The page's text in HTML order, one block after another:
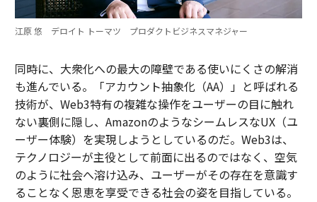
江原 悠 デロイト トーマツ プロダクトビジネスマネジャー
同時に、大衆化への最大の障壁である使いにくさの解消
も進んでいる。「アカウント抽象化（AA）」と呼ばれる
技術が、Web3特有の複雑な操作をユーザーの目に触れ
ない裏側に隠し、AmazonのようなシームレスなUX（ユ
ーザー体験）を実現しようとしているのだ。Web3は、
テクノロジーが主役として前面に出るのではなく、空気
のように社会へ溶け込み、ユーザーがその存在を意識す
ることなく恩恵を享受できる社会の姿を目指している。